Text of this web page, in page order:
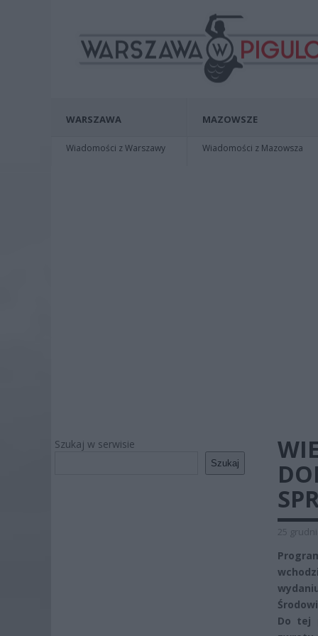
WARSZAWA
Wiadomości z Warszawy
MAZOWSZE
Wiadomości z Mazowsza
Szukaj w serwisie
Szukaj
25
Do tej